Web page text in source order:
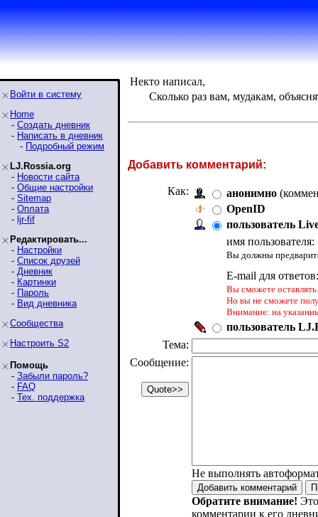
Войти в систему
Home
- Создать дневник
- Написать в дневник
- Подробный режим
LJ.Rossia.org
- Новости сайта
- Общие настройки
- Sitemap
- Оплата
- ljr-fif
Редактировать...
- Настройки
- Список друзей
- Дневник
- Картинки
- Пароль
- Вид дневника
Сообщества
Настроить S2
Помощь
- Забыли пароль?
- FAQ
- Тех. поддержка
Некто написал,
Сколько раз вам, мудакам,
Добавить комментарий:
Как: анонимно
OpenID
пользователь
имя пользователя:
Вы должны
E-mail для
Вы сможете
Но вы не сможете
Внимание: на
пользователь
Тема:
Сообщение:
Не выполнять
Обратите внимание!
комментарии к его